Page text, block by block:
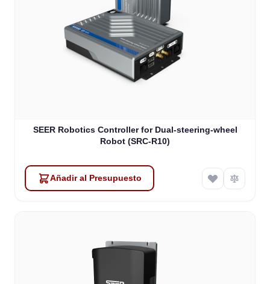
SEER Robotics Controller for Dual-steering-wheel
Robot (SRC-R10)
Añadir al Presupuesto